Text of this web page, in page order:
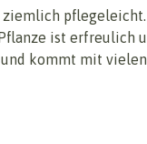
ist erfreulich
kommt mit